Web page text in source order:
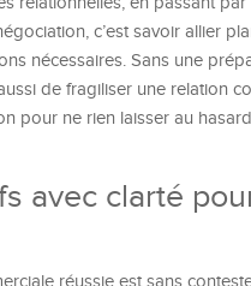
c’est savoir allier
nécessaires. Sans une
de fragiliser une relation
pour ne rien laisser au
avec clarté
réussie est sans